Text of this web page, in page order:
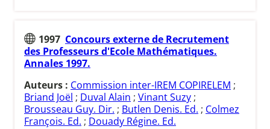
1997 Concours externe de Recrutement
des Professeurs d'Ecole Mathématiques.
Annales 1997.
Auteurs : Commission inter-IREM COPIRELEM ;
Briand Joël ; Duval Alain ; Vinant Suzy ;
Brousseau Guy. Dir. ; Butlen Denis. Ed. ; Colmez
François. Ed. ; Douady Régine. Ed.